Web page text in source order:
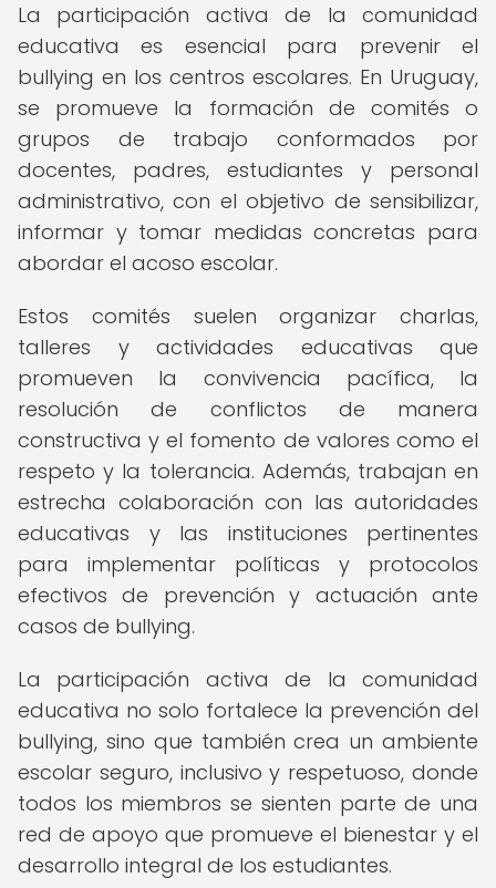
La participación activa de la comunidad
educativa es esencial para prevenir el
bullying en los centros escolares. En Uruguay,
se promueve la formación de comités o
grupos de trabajo conformados por
docentes, padres, estudiantes y personal
administrativo, con el objetivo de sensibilizar,
informar y tomar medidas concretas para
abordar el acoso escolar.
Estos comités suelen organizar charlas,
talleres y actividades educativas que
promueven la convivencia pacífica, la
resolución de conflictos de manera
constructiva y el fomento de valores como el
respeto y la tolerancia. Además, trabajan en
estrecha colaboración con las autoridades
educativas y las instituciones pertinentes
para implementar políticas y protocolos
efectivos de prevención y actuación ante
casos de bullying.
La participación activa de la comunidad
educativa no solo fortalece la prevención del
bullying, sino que también crea un ambiente
escolar seguro, inclusivo y respetuoso, donde
todos los miembros se sienten parte de una
red de apoyo que promueve el bienestar y el
desarrollo integral de los estudiantes.